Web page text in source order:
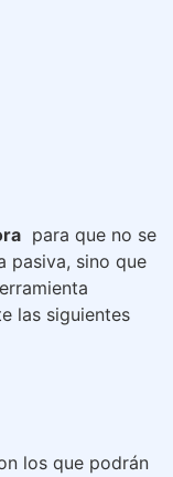
para que no se
pasiva, sino que
las siguientes
los que podrán